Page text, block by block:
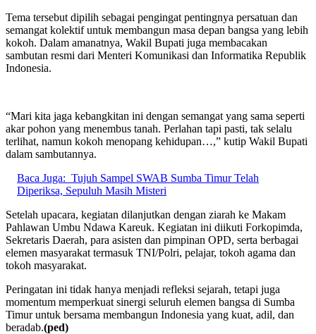
Tema tersebut dipilih sebagai pengingat pentingnya persatuan dan
semangat kolektif untuk membangun masa depan bangsa yang lebih
kokoh. Dalam amanatnya, Wakil Bupati juga membacakan
sambutan resmi dari Menteri Komunikasi dan Informatika Republik
Indonesia.
“Mari kita jaga kebangkitan ini dengan semangat yang sama seperti
akar pohon yang menembus tanah. Perlahan tapi pasti, tak selalu
terlihat, namun kokoh menopang kehidupan…,” kutip Wakil Bupati
dalam sambutannya.
Baca Juga: Tujuh Sampel SWAB Sumba Timur Telah
Diperiksa, Sepuluh Masih Misteri
Setelah upacara, kegiatan dilanjutkan dengan ziarah ke Makam
Pahlawan Umbu Ndawa Kareuk. Kegiatan ini diikuti Forkopimda,
Sekretaris Daerah, para asisten dan pimpinan OPD, serta berbagai
elemen masyarakat termasuk TNI/Polri, pelajar, tokoh agama dan
tokoh masyarakat.
Peringatan ini tidak hanya menjadi refleksi sejarah, tetapi juga
momentum memperkuat sinergi seluruh elemen bangsa di Sumba
Timur untuk bersama membangun Indonesia yang kuat, adil, dan
beradab.(ped)